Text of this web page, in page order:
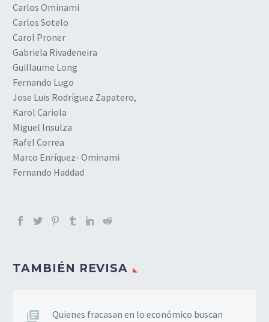
Carlos Ominami
Carlos Sotelo
Carol Proner
Gabriela Rivadeneira
Guillaume Long
Fernando Lugo
Jose Luis Rodríguez Zapatero,
Karol Cariola
Miguel Insulza
Rafel Correa
Marco Enríquez- Ominami
Fernando Haddad
TAMBIÉN REVISA
Quienes fracasan en lo económico buscan